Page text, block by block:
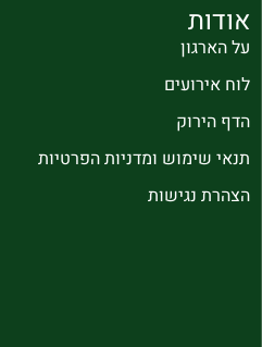
אודות
על הארגון
לוח אירועים
הדף הירוק
תנאי שימוש ומדניות הפרטיות
הצהרת נגישות